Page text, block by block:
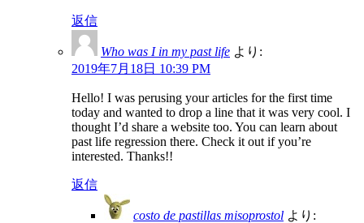
返信
Who was I in my past life より:
2019年7月18日 10:39 PM
Hello! I was perusing your articles for the first time
today and wanted to drop a line that it was very cool. I
thought I’d share a website too. You can learn about
past life regression there. Check it out if you’re
interested. Thanks!!
返信
costo de pastillas misoprostol より: